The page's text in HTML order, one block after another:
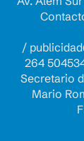
/
264
Secretario
Mario